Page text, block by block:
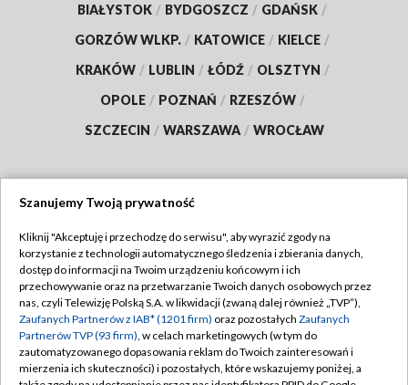
BIAŁYSTOK / BYDGOSZCZ / GDAŃSK /
GORZÓW WLKP. / KATOWICE / KIELCE /
KRAKÓW / LUBLIN / ŁÓDŹ / OLSZTYN /
OPOLE / POZNAŃ / RZESZÓW /
SZCZECIN / WARSZAWA / WROCŁAW
TVP
Abonament TVP
Emisja w TVP
Centrum informacji TVP
Naziemna Telewizja Cyfrowa
Regulamin TVP
Polityka prywatności
Moje zgody
Pomoc
Szanujemy Twoją prywatność
Kliknij "Akceptuję i przechodzę do serwisu", aby wyrazić zgody na
korzystanie z technologii automatycznego śledzenia i zbierania danych,
dostęp do informacji na Twoim urządzeniu końcowym i ich
przechowywanie oraz na przetwarzanie Twoich danych osobowych przez
nas, czyli Telewizję Polską S.A. w likwidacji (zwaną dalej również „TVP”),
Zaufanych Partnerów z IAB* (1201 firm) oraz pozostałych Zaufanych
Partnerów TVP (93 firm), w celach marketingowych (w tym do
zautomatyzowanego dopasowania reklam do Twoich zainteresowań i
mierzenia ich skuteczności) i pozostałych, które wskazujemy poniżej, a